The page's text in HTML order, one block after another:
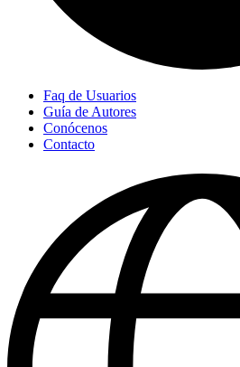
Faq de Usuarios
Guía de Autores
Conócenos
Contacto